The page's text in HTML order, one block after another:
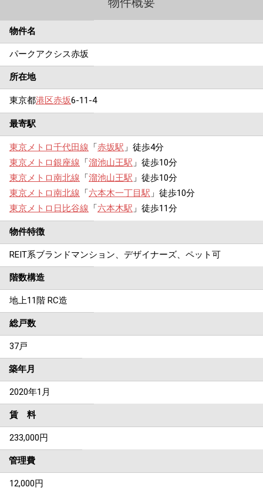
物件名
パークアクシス赤坂
所在地
東京都港区赤坂6-11-4
最寄駅
東京メトロ千代田線 「赤坂駅 」徒歩4分
東京メトロ銀座線 「溜池山王駅 」徒歩10分
東京メトロ南北線 「溜池山王駅 」徒歩10分
東京メトロ南北線 「六本木一丁目駅 」徒歩10分
東京メトロ日比谷線 「六本木駅 」徒歩11分
物件特徴
REIT系ブランドマンション、デザイナーズ、ペット可
階数構造
地上11階 RC造
総戸数
37戸
築年月
2020年1月
賃 料
233,000円
管理費
12,000円